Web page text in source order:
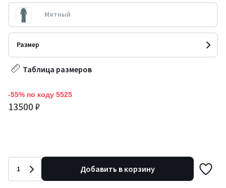
Мятный
Размер
Таблица размеров
-55% по коду 5525
13500 ₽
Количество
1 Добавить в корзину